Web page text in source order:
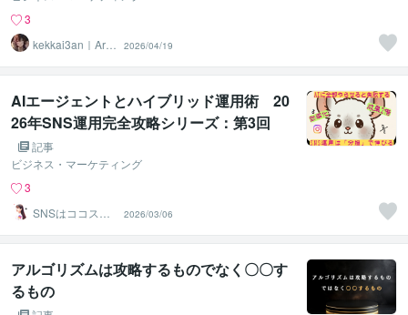
3
kekkai3an｜Arc
2026/04/19
AIエージェントとハイブリッド運用術 20
26年SNS運用完全攻略シリーズ：第3回
記事
ビジネス・マーケティング
3
SNSはココスル
サポート実績1万
件以上
2026/03/06
アルゴリズムは攻略するものでなく〇〇す
るもの